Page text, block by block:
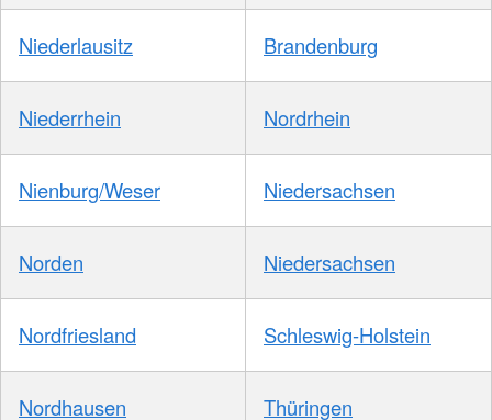
Niederlausitz Brandenburg
Niederrhein Nordrhein
Nienburg/Weser Niedersachsen
Norden Niedersachsen
Nordfriesland Schleswig-Holstein
Nordhausen Thüringen